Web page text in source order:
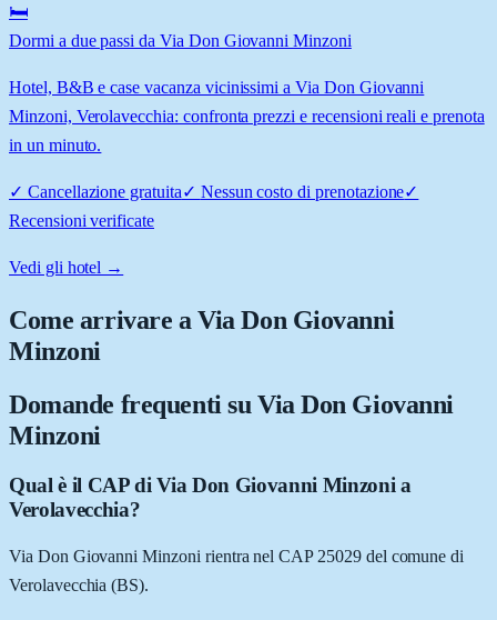
🛏️
Dormi a due passi da Via Don Giovanni Minzoni
Hotel, B&B e case vacanza vicinissimi a Via Don Giovanni
Minzoni, Verolavecchia: confronta prezzi e recensioni reali e prenota
in un minuto.
✓ Cancellazione gratuita✓ Nessun costo di prenotazione✓
Recensioni verificate
Vedi gli hotel →
Come arrivare aVia Don Giovanni
Minzoni
Domande frequenti su Via Don Giovanni
Minzoni
Qual è il CAP di Via Don Giovanni Minzoni a
Verolavecchia?
Via Don Giovanni Minzoni rientra nel CAP 25029 del comune di
Verolavecchia (BS).